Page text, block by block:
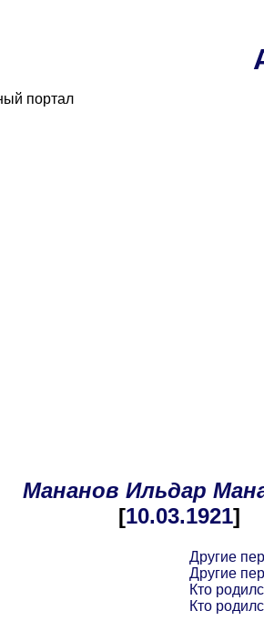
портал
Мананов Ильдар
[10.03.1921]
Другие
Другие
Кто
Кто